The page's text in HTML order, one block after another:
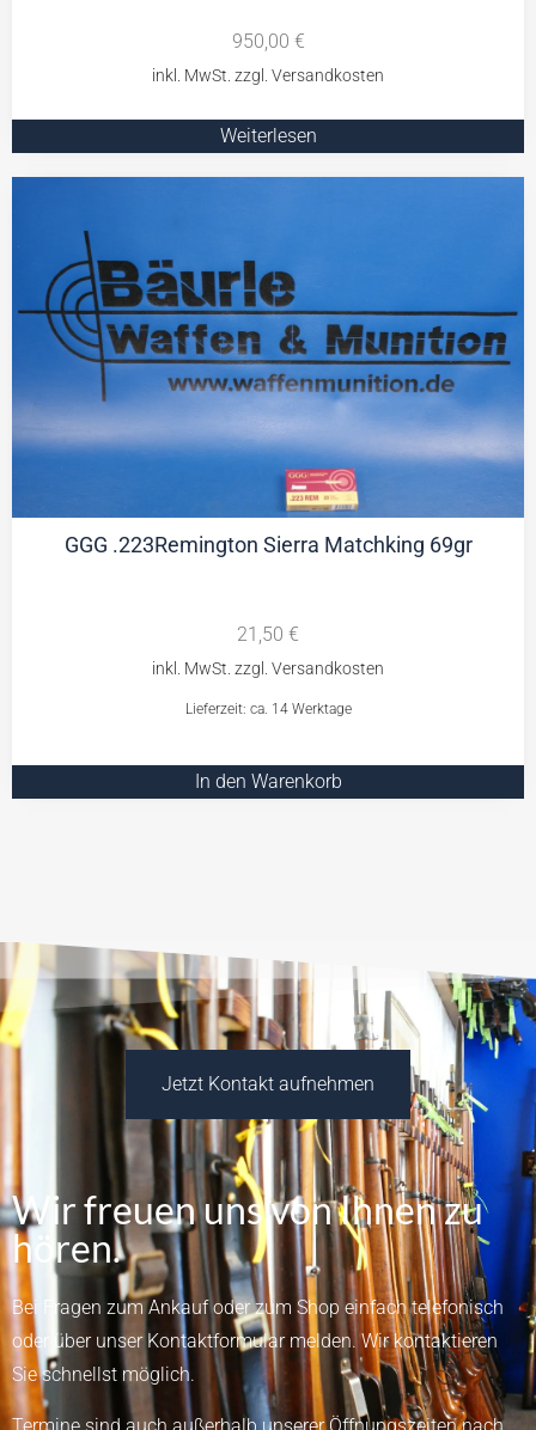
950,00 €
Weiterlesen
GGG .223Remington Sierra Matchking 69gr
21,50 €
Lieferzeit: ca. 14 Werktage
In den Warenkorb
Jetzt Kontakt aufnehmen
Wir freuen uns von Ihnen zu
hören.
Bei Fragen zum Ankauf oder zum Shop einfach telefonisch
oder über unser Kontaktformularmelden.Wir kontaktieren
Sie schnellst möglich.
Termine sind auch außerhalb unserer Öffnungszeiten nach